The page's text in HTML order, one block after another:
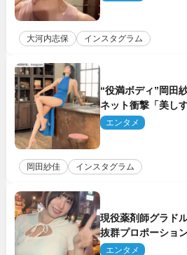
大河内志保 インスタグラム
“役満ボディ”岡田
ネット衝撃「美し
エンタメ
岡田紗佳 インスタグラム
現役薬剤師グラド
抜群プロポーショ
「すっっっご！」
エンタメ